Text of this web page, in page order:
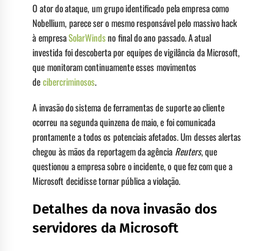
O ator do ataque, um grupo identificado pela empresa como
Nobellium, parece ser o mesmo responsável pelo massivo hack
à empresaSolarWindsno final do ano passado. A atual
investida foi descoberta por equipes de vigilância da Microsoft,
que monitoram continuamente esses movimentos
decibercriminosos.
A invasão do sistema de ferramentas de suporte ao cliente
ocorreu na segunda quinzena de maio, e foi comunicada
prontamente a todos os potenciais afetados. Um desses alertas
chegou às mãos da reportagem da agência Reuters, que
questionou a empresa sobre o incidente, o que fez com que a
Microsoft decidisse tornar pública a violação.
Detalhes da nova invasão dos
servidores da Microsoft